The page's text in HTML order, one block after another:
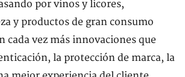
por vinos y licores,
y productos de gran consumo
cada vez más innovaciones que
la protección de marca, la